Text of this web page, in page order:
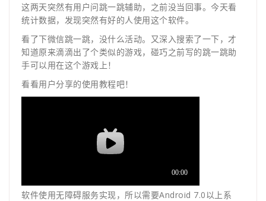
这两天突然有用户问跳一跳辅助，之前没当回事。今天看
统计数据，发现突然有好的人使用这个软件。
看了下微信跳一跳，没什么活动。又深入搜索了一下，才
知道原来滴滴出了个类似的游戏，碰巧之前写的跳一跳助
手可以用在这个游戏上！
看看用户分享的使用教程吧！
软件使用无障碍服务实现，所以需要Android 7.0以上系